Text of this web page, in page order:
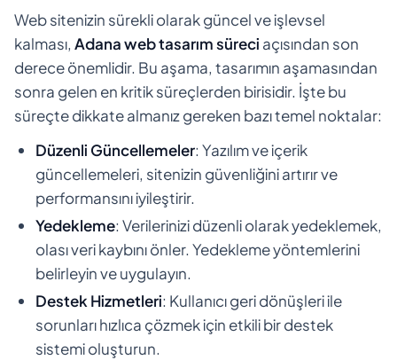
Web sitenizin sürekli olarak güncel ve işlevsel
kalması, Adana web tasarım süreci açısından son
derece önemlidir. Bu aşama, tasarımın aşamasından
sonra gelen en kritik süreçlerden birisidir. İşte bu
süreçte dikkate almanız gereken bazı temel noktalar:
Düzenli Güncellemeler: Yazılım ve içerik
güncellemeleri, sitenizin güvenliğini artırır ve
performansını iyileştirir.
Yedekleme: Verilerinizi düzenli olarak yedeklemek,
olası veri kaybını önler. Yedekleme yöntemlerini
belirleyin ve uygulayın.
Destek Hizmetleri: Kullanıcı geri dönüşleri ile
sorunları hızlıca çözmek için etkili bir destek
sistemi oluşturun.